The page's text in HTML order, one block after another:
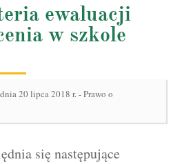
ewaluacji
w szkole
20 lipca 2018 r. - Prawo o
się następujące